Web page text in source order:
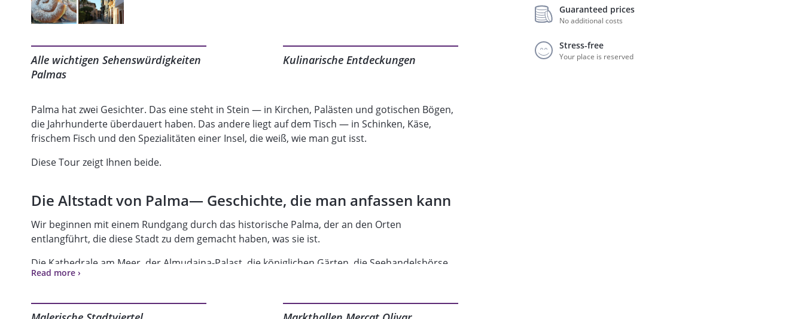
Alle wichtigen Sehenswürdigkeiten
Palmas
Kulinarische Entdeckungen
Palma hat zwei Gesichter. Das eine steht in Stein — in Kirchen, Palästen und gotischen Bögen,
die Jahrhunderte überdauert haben. Das andere liegt auf dem Tisch — in Schinken, Käse,
frischem Fisch und den Spezialitäten einer Insel, die weiß, wie man gut isst.
Diese Tour zeigt Ihnen beide.
Die Altstadt von Palma— Geschichte, die man anfassen kann
Wir beginnen mit einem Rundgang durch das historische Palma, der an den Orten
entlangführt, die diese Stadt zu dem gemacht haben, was sie ist.
Die Kathedrale am Meer, der Almudaina-Palast, die königlichen Gärten, die Seehandelsbörse
La Llonja, die Festung Es Baluard — heute Museum für Moderne Kunst — der Prachtboulevard
Abhaken von Sehenswürdigkeiten, sondern ein Spaziergang, der erklärt, warum diese Stadt so
Read more ›
Guaranteed prices
No additional costs
Stress-free
Your place is reserved